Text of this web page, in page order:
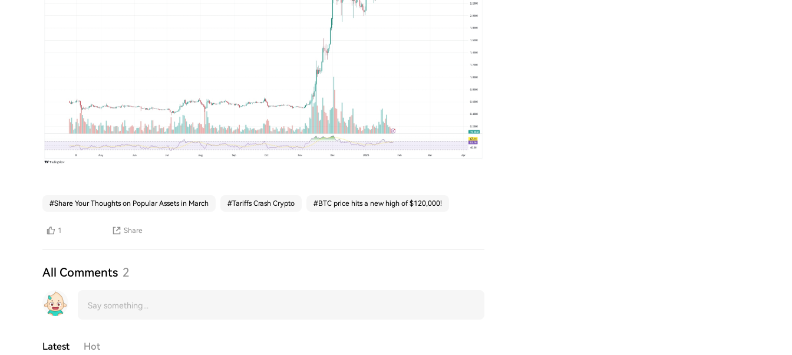
#Share Your Thoughts on Popular Assets in March #Tariffs Crash Crypto #BTC price hits a new high of $120,000!
1 Share
All Comments 2
Latest Hot